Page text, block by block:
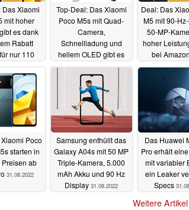
Das Xiaomi
mit hoher
es dank
Rabatt
nur 110
Top-Deal: Das Xiaomi
Poco M5s mit Quad-
Camera,
Schnellladung und
hellem OLED gibt es
gerade zum Bestpreis
07.04.2023
Deal: Das
M5 mit 90-
50-MP-
hoher
bei
Bestpreis
Poco
starten in
Preisen ab
31.08.2022
Samsung enthüllt das
Galaxy A04s mit 50 MP
Triple-Kamera, 5.000
mAh Akku und 90 Hz
Display 31.08.2022
Das Huawei
Pro erhält
mit variabler
ein Leaker
Specs
Weitere